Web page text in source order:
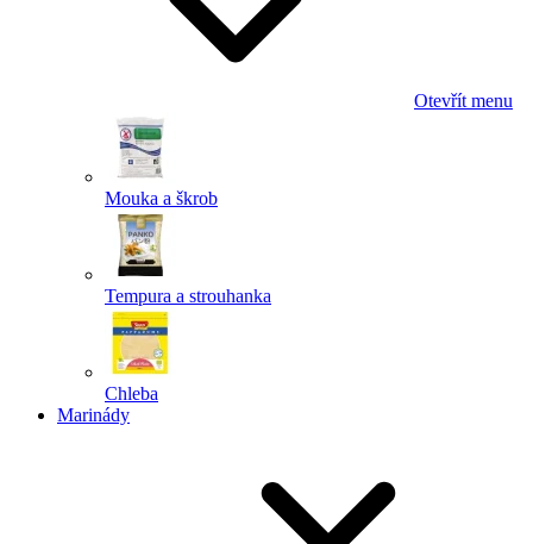
Otevřít menu
Mouka a škrob
Tempura a strouhanka
Chleba
Marinády
Powered by chaterimo